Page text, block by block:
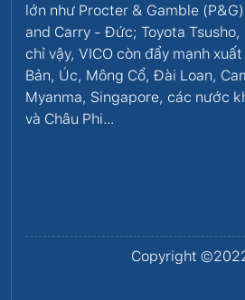
lớn như Procter & Gamble
and Carry - Đức; Toyota Tsusho,
chỉ vậy, VICO còn đẩy mạnh
Bản, Úc, Mông Cổ, Đài Loan,
Myanma, Singapore, các nước
và Châu Phi…
Copyright